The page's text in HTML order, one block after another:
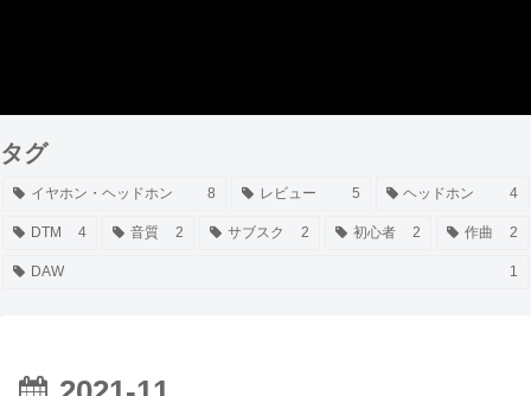
タグ
イヤホン・ヘッドホン 8 レビュー 5 ヘッドホン 4
DTM 4 音質 2 サブスク 2 初心者 2 作曲 2
DAW 1